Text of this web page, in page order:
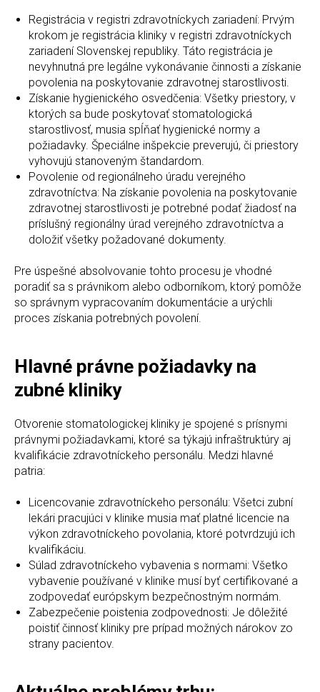
Registrácia v registri zdravotníckych zariadení: Prvým
krokom je registrácia kliniky v registri zdravotníckych
zariadení Slovenskej republiky. Táto registrácia je
nevyhnutná pre legálne vykonávanie činnosti a získanie
povolenia na poskytovanie zdravotnej starostlivosti.
Získanie hygienického osvedčenia: Všetky priestory, v
ktorých sa bude poskytovať stomatologická
starostlivosť, musia spĺňať hygienické normy a
požiadavky. Špeciálne inšpekcie preverujú, či priestory
vyhovujú stanoveným štandardom.
Povolenie od regionálneho úradu verejného
zdravotníctva: Na získanie povolenia na poskytovanie
zdravotnej starostlivosti je potrebné podať žiadosť na
príslušný regionálny úrad verejného zdravotníctva a
doložiť všetky požadované dokumenty.
Pre úspešné absolvovanie tohto procesu je vhodné
poradiť sa s právnikom alebo odborníkom, ktorý pomôže
so správnym vypracovaním dokumentácie a urýchli
proces získania potrebných povolení.
Hlavné právne požiadavky na
zubné kliniky
Otvorenie stomatologickej kliniky je spojené s prísnymi
právnymi požiadavkami, ktoré sa týkajú infraštruktúry aj
kvalifikácie zdravotníckeho personálu. Medzi hlavné
patria:
Licencovanie zdravotníckeho personálu: Všetci zubní
lekári pracujúci v klinike musia mať platné licencie na
výkon zdravotníckeho povolania, ktoré potvrdzujú ich
kvalifikáciu.
Súlad zdravotníckeho vybavenia s normami: Všetko
vybavenie používané v klinike musí byť certifikované a
zodpovedať európskym bezpečnostným normám.
Zabezpečenie poistenia zodpovednosti: Je dôležité
poistiť činnosť kliniky pre prípad možných nárokov zo
strany pacientov.